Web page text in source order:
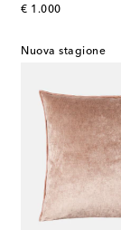
€ 1.000
original price
Nuova stagione